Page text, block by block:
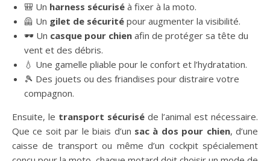
🎒 Un harness sécurisé à fixer à la moto.
🦺 Un gilet de sécurité pour augmenter la visibilité.
🕶️ Un casque pour chien afin de protéger sa tête du
vent et des débris.
💧 Une gamelle pliable pour le confort et l’hydratation.
🎾 Des jouets ou des friandises pour distraire votre
compagnon.
Ensuite, le transport sécurisé de l’animal est nécessaire.
Que ce soit par le biais d’un sac à dos pour chien, d’une
caisse de transport ou même d’un cockpit spécialement